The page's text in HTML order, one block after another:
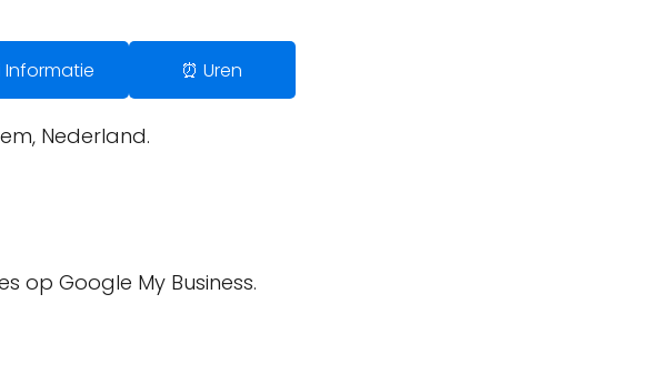
Informatie ⏰ Uren
Nederland.
op Google My Business.